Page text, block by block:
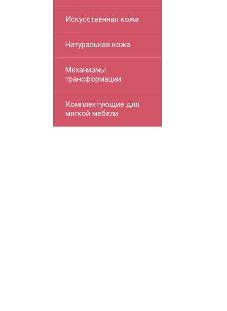
Искусственная кожа
Натуральная кожа
Механизмы
трансформации
Комплектующие для
мягкой мебели